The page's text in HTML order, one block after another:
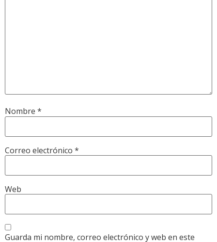
Nombre *
Correo electrónico *
Web
Guarda mi nombre, correo electrónico y web en este